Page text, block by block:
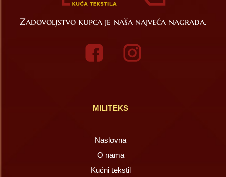
Zadovoljstvo kupca je naša najveća nagrada.
MILITEKS
Naslovna
O nama
Kućni tekstil